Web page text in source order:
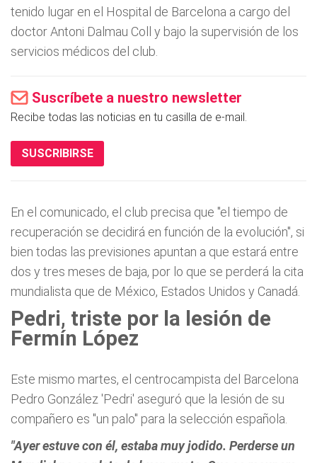
tenido lugar en el Hospital de Barcelona a cargo del
doctor Antoni Dalmau Coll y bajo la supervisión de los
servicios médicos del club.
Suscríbete a nuestro newsletter
Recibe todas las noticias en tu casilla de e-mail.
SUSCRIBIRSE
En el comunicado, el club precisa que "el tiempo de
recuperación se decidirá en función de la evolución", si
bien todas las previsiones apuntan a que estará entre
dos y tres meses de baja, por lo que se perderá la cita
mundialista que de México, Estados Unidos y Canadá.
Pedri, triste por la lesión de
Fermín López
Este mismo martes, el centrocampista del Barcelona
Pedro González 'Pedri' aseguró que la lesión de su
compañero es "un palo" para la selección española.
"Ayer estuve con él, estaba muy jodido. Perderse un